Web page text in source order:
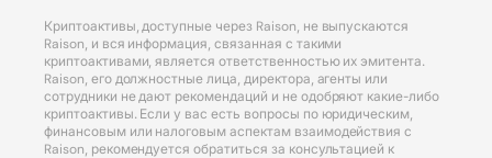
Криптоактивы, доступные через Raison, не выпускаются
Raison, и вся информация, связанная с такими
криптоактивами, является ответственностью их эмитента.
Raison, его должностные лица, директора, агенты или
сотрудники не дают рекомендаций и не одобряют какие-либо
криптоактивы. Если у вас есть вопросы по юридическим,
финансовым или налоговым аспектам взаимодействия с
Raison, рекомендуется обратиться за консультацией к